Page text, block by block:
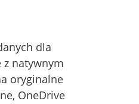
dla
natywnym
oryginalne
OneDrive